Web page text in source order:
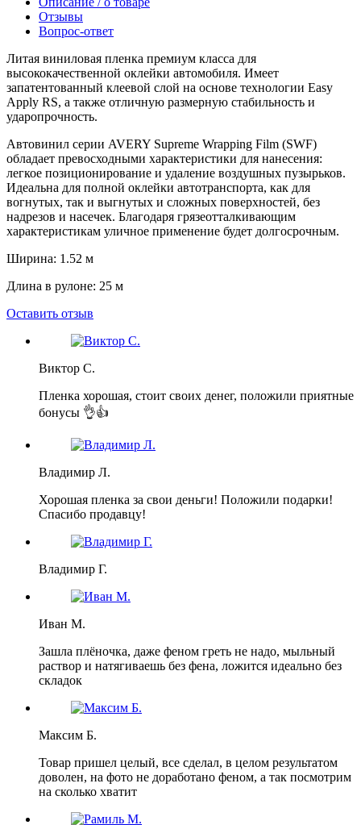
Отзывы
Вопрос-ответ
Литая виниловая пленка премиум класса для
высококачественной оклейки автомобиля. Имеет
запатентованный клеевой слой на основе технологии Easy
Apply RS, а также отличную размерную стабильность и
ударопрочность.
Автовинил серии AVERY Supreme Wrapping Film (SWF)
обладает превосходными характеристики для нанесения:
легкое позиционирование и удаление воздушных пузырьков.
Идеальна для полной оклейки автотранспорта, как для
вогнутых, так и выгнутых и сложных поверхностей, без
надрезов и насечек. Благодаря грязеотталкивающим
характеристикам уличное применение будет долгосрочным.
Ширина: 1.52 м
Длина в рулоне: 25 м
Оставить отзыв
Виктор С.
Пленка хорошая, стоит своих денег, положили приятные
бонусы 👌👍
Владимир Л.
Хорошая пленка за свои деньги! Положили подарки!
Спасибо продавцу!
Владимир Г.
Иван М.
Зашла плёночка, даже феном греть не надо, мыльный
раствор и натягиваешь без фена, ложится идеально без
складок
Максим Б.
Товар пришел целый, все сделал, в целом результатом
доволен, на фото не доработано феном, а так посмотрим
на сколько хватит